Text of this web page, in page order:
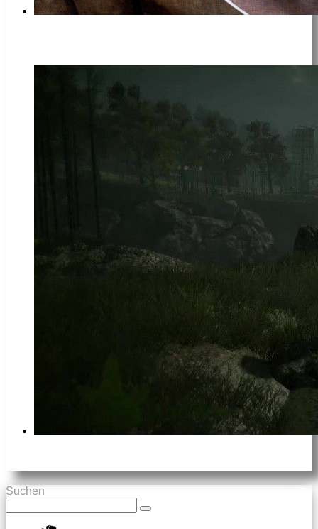
Suchen